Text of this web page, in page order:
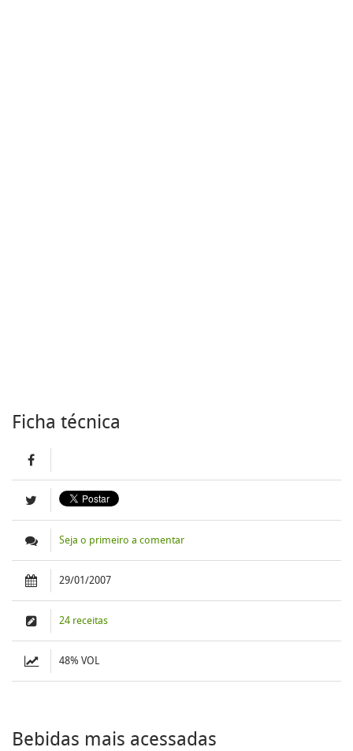
Ficha técnica
Seja o primeiro a comentar
29/01/2007
24 receitas
48% VOL
Bebidas mais acessadas